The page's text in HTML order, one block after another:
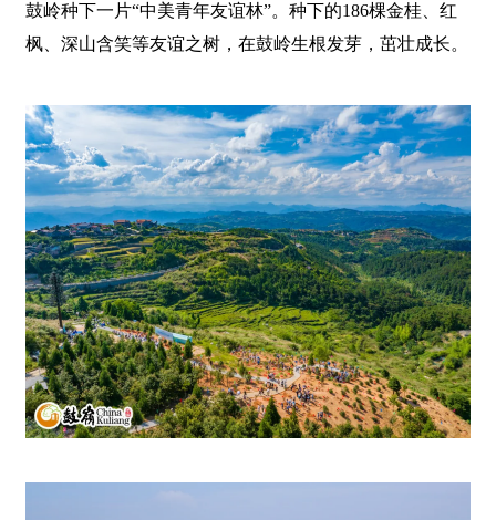
鼓岭种下一片“中美青年友谊林”。种下的186棵金桂、红
枫、深山含笑等友谊之树，在鼓岭生根发芽，茁壮成长。